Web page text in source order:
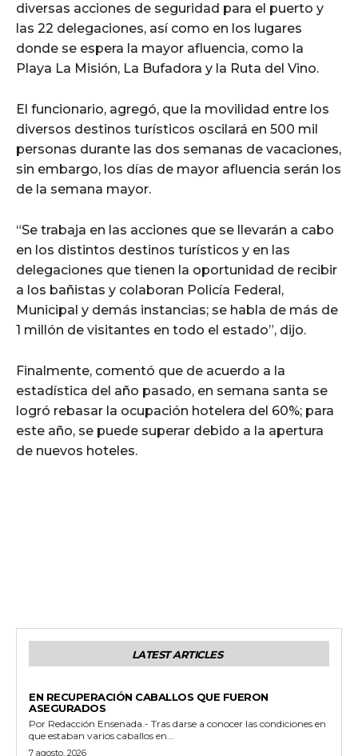
diversas acciones de seguridad para el puerto y
las 22 delegaciones, así como en los lugares
donde se espera la mayor afluencia, como la
Playa La Misión, La Bufadora y la Ruta del Vino.
El funcionario, agregó, que la movilidad entre los
diversos destinos turísticos oscilará en 500 mil
personas durante las dos semanas de vacaciones,
sin embargo, los días de mayor afluencia serán los
de la semana mayor.
“Se trabaja en las acciones que se llevarán a cabo
en los distintos destinos turísticos y en las
delegaciones que tienen la oportunidad de recibir
a los bañistas y colaboran Policía Federal,
Municipal y demás instancias; se habla de más de
1 millón de visitantes en todo el estado”, dijo.
Finalmente, comentó que de acuerdo a la
estadística del año pasado, en semana santa se
logró rebasar la ocupación hotelera del 60%; para
este año, se puede superar debido a la apertura
de nuevos hoteles.
LATEST ARTICLES
EN RECUPERACIÓN CABALLOS QUE FUERON
ASEGURADOS
Por Redacción Ensenada.- Tras darse a conocer las condiciones en
que estaban varios caballos en...
7 agosto, 2026